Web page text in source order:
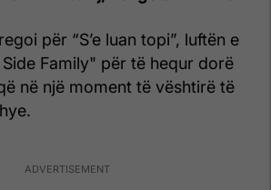
për “S’e luan topi”, luftën e
Family" për të hequr dorë
në një moment të vështirë të